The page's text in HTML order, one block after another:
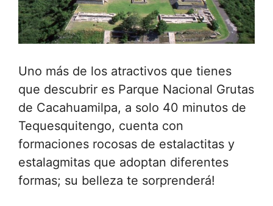
Uno más de los atractivos que tienes
que descubrir es Parque Nacional Grutas
de Cacahuamilpa, a solo 40 minutos de
Tequesquitengo, cuenta con
formaciones rocosas de estalactitas y
estalagmitas que adoptan diferentes
formas; su belleza te sorprenderá!